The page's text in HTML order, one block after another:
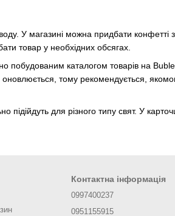
У магазині можна придбати
товар у необхідних обсягах.
каталогом товарів на Buble
тому рекомендується,
підійдуть для різного типу свят. У
Контактна інформація
0997400237
0951155915